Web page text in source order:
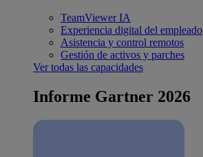
TeamViewer IA
Experiencia digital del empleado
Asistencia y control remotos
Gestión de activos y parches
Ver todas las capacidades
Informe Gartner 2026